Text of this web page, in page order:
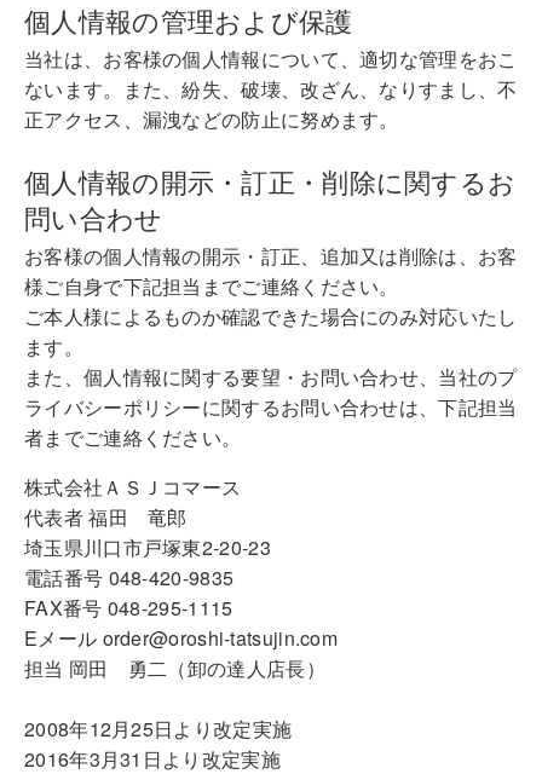
個人情報の管理および保護
当社は、お客様の個人情報について、適切な管理をおこ
ないます。また、紛失、破壊、改ざん、なりすまし、不
正アクセス、漏洩などの防止に努めます。
個人情報の開示・訂正・削除に関するお
問い合わせ
お客様の個人情報の開示・訂正、追加又は削除は、お客
様ご自身で下記担当までご連絡ください。
ご本人様によるものか確認できた場合にのみ対応いたし
ます。
また、個人情報に関する要望・お問い合わせ、当社のプ
ライバシーポリシーに関するお問い合わせは、下記担当
者までご連絡ください。
株式会社ＡＳＪコマース
代表者 福田 竜郎
埼玉県川口市戸塚東2-20-23
電話番号 048-420-9835
FAX番号 048-295-1115
Eメール order@oroshi-tatsujin.com
担当 岡田 勇二（卸の達人店長）
2008年12月25日より改定実施
2016年3月31日より改定実施